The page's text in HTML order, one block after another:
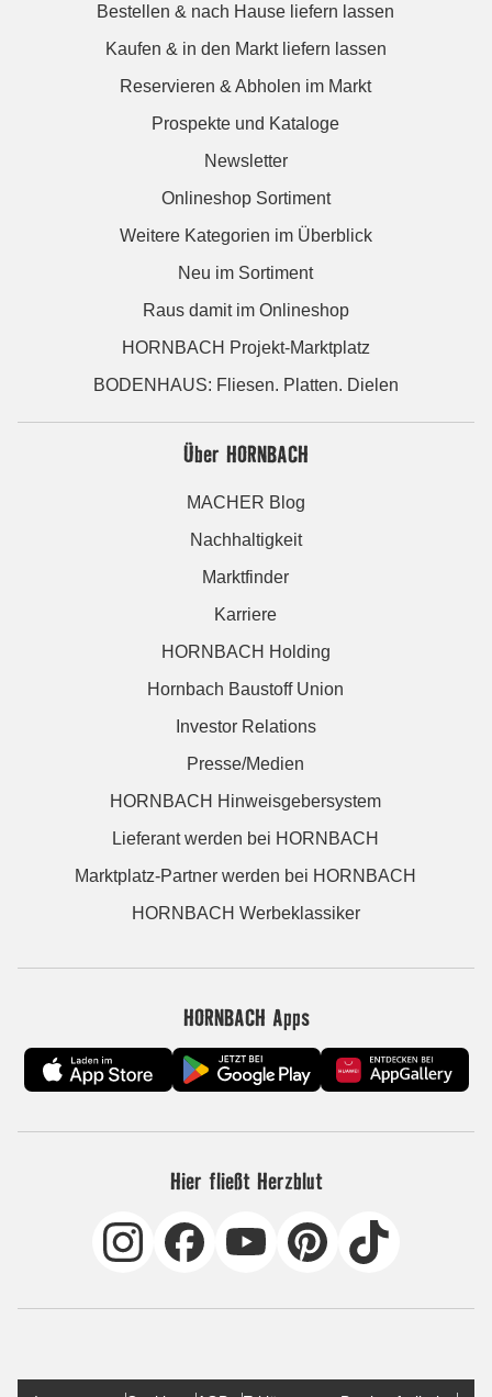
Bestellen & nach Hause liefern lassen
Kaufen & in den Markt liefern lassen
Reservieren & Abholen im Markt
Prospekte und Kataloge
Newsletter
Onlineshop Sortiment
Weitere Kategorien im Überblick
Neu im Sortiment
Raus damit im Onlineshop
HORNBACH Projekt-Marktplatz
BODENHAUS: Fliesen. Platten. Dielen
Über HORNBACH
MACHER Blog
Nachhaltigkeit
Marktfinder
Karriere
HORNBACH Holding
Hornbach Baustoff Union
Investor Relations
Presse/Medien
HORNBACH Hinweisgebersystem
Lieferant werden bei HORNBACH
Marktplatz-Partner werden bei HORNBACH
HORNBACH Werbeklassiker
HORNBACH Apps
Hier fließt Herzblut